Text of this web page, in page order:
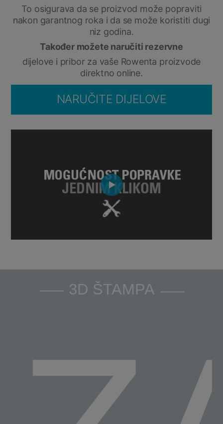
To osigurava da se proizvod može popraviti
nakon garantnog roka i da se može koristiti dugi
niz godina.
Također možete naručiti rezervne
dijelove i pribor za vaše Rowenta proizvode
direktno online.
NARUČITE DIJELOVE
3D ŠTAMPA